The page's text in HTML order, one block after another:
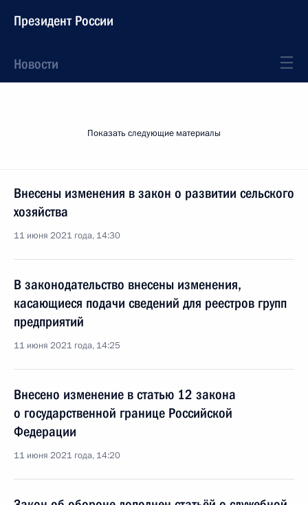
Президент России
Новости
Показать следующие материалы
Внесены изменения в закон о развитии сельского
хозяйства
11 июня 2021 года, 14:30
В законодательство внесены изменения,
касающиеся подачи сведений для реестров групп
предприятий
11 июня 2021 года, 14:25
Внесено изменение в статью 12 закона
о государственной границе Российской
Федерации
11 июня 2021 года, 14:20